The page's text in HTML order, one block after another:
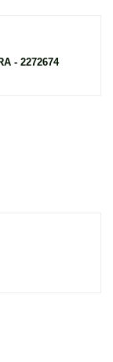
- 2272674